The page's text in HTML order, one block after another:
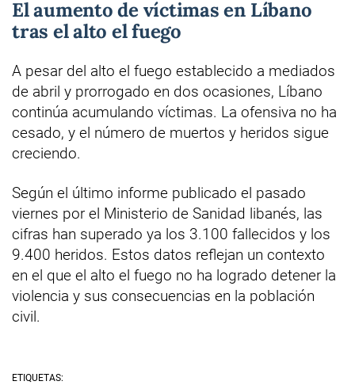
El aumento de víctimas en Líbano
tras el alto el fuego
A pesar del alto el fuego establecido a mediados
de abril y prorrogado en dos ocasiones, Líbano
continúa acumulando víctimas. La ofensiva no ha
cesado, y el número de muertos y heridos sigue
creciendo.
Según el último informe publicado el pasado
viernes por el Ministerio de Sanidad libanés, las
cifras han superado ya los 3.100 fallecidos y los
9.400 heridos. Estos datos reflejan un contexto
en el que el alto el fuego no ha logrado detener la
violencia y sus consecuencias en la población
civil.
ETIQUETAS: